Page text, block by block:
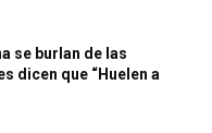
se burlan de las
dicen que “Huelen a